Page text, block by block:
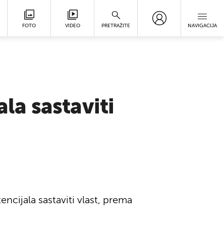
FOTO VIDEO PRETRAŽITE NAVIGACIJA
sastaviti
sastaviti vlast, prema